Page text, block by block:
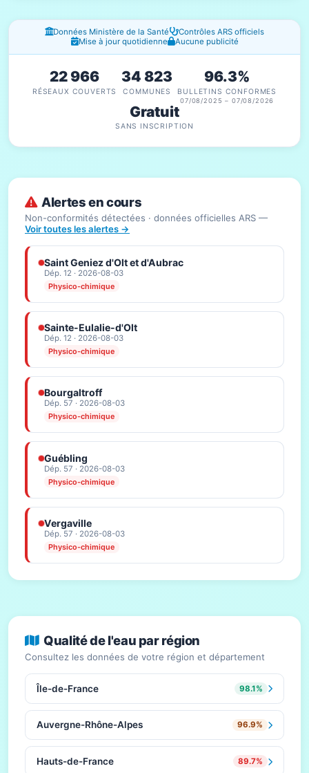
Fenêtres d'information
Données Ministère de la Santé
Contrôles ARS officiels
Mise à jour quotidienne
Aucune publicité
22 966
RÉSEAUX COUVERTS
34 823
COMMUNES
96.3%
BULLETINS CONFORMES
07/08/2025 – 07/08/2026
Gratuit
SANS INSCRIPTION
Alertes en cours
Non-conformités détectées · données officielles ARS —
Voir toutes les alertes →
Saint Geniez d'Olt et d'Aubrac
Dép. 12 · 2026-08-03
Physico-chimique
Sainte-Eulalie-d'Olt
Dép. 12 · 2026-08-03
Physico-chimique
Bourgaltroff
Dép. 57 · 2026-08-03
Physico-chimique
Guébling
Dép. 57 · 2026-08-03
Physico-chimique
Vergaville
Dép. 57 · 2026-08-03
Physico-chimique
Qualité de l'eau par région
Consultez les données de votre région et département
Île-de-France 98.1%
Auvergne-Rhône-Alpes 96.9%
Hauts-de-France 89.7%